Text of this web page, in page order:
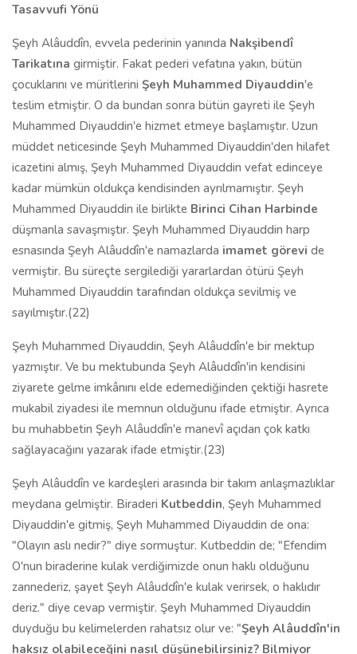
Tasavvufi Yönü
Şeyh Alâuddîn, evvela pederinin yanında Nakşibendî
Tarikatına girmiştir. Fakat pederi vefatına yakın, bütün
çocuklarını ve müritlerini Şeyh Muhammed Diyauddin'e
teslim etmiştir. O da bundan sonra bütün gayreti ile Şeyh
Muhammed Diyauddin'e hizmet etmeye başlamıştır. Uzun
müddet neticesinde Şeyh Muhammed Diyauddin'den hilafet
icazetini almış, Şeyh Muhammed Diyauddin vefat edinceye
kadar mümkün oldukça kendisinden ayrılmamıştır. Şeyh
Muhammed Diyauddin ile birlikte Birinci Cihan Harbinde
düşmanla savaşmıştır. Şeyh Muhammed Diyauddin harp
esnasında Şeyh Alâuddîn'e namazlarda imamet görevi de
vermiştir. Bu süreçte sergilediği yararlardan ötürü Şeyh
Muhammed Diyauddin tarafından oldukça sevilmiş ve
sayılmıştır.(22)
Şeyh Muhammed Diyauddin, Şeyh Alâuddîn'e bir mektup
yazmıştır. Ve bu mektubunda Şeyh Alâuddîn'in kendisini
ziyarete gelme imkânını elde edemediğinden çektiği hasrete
mukabil ziyadesi ile memnun olduğunu ifade etmiştir. Ayrıca
bu muhabbetin Şeyh Alâuddîn'e manevî açıdan çok katkı
sağlayacağını yazarak ifade etmiştir.(23)
Şeyh Alâuddîn ve kardeşleri arasında bir takım anlaşmazlıklar
meydana gelmiştir. Biraderi Kutbeddin, Şeyh Muhammed
Diyauddin'e gitmiş, Şeyh Muhammed Diyauddin de ona:
"Olayın aslı nedir?" diye sormuştur. Kutbeddin de; "Efendim
O'nun biraderine kulak verdiğimizde onun haklı olduğunu
zannederiz, şayet Şeyh Alâuddîn'e kulak verirsek, o haklıdır
deriz." diye cevap vermiştir. Şeyh Muhammed Diyauddin
duyduğu bu kelimelerden rahatsız olur ve: "Şeyh Alâuddîn'in
haksız olabileceğini nasıl düşünebilirsiniz? Bilmiyor